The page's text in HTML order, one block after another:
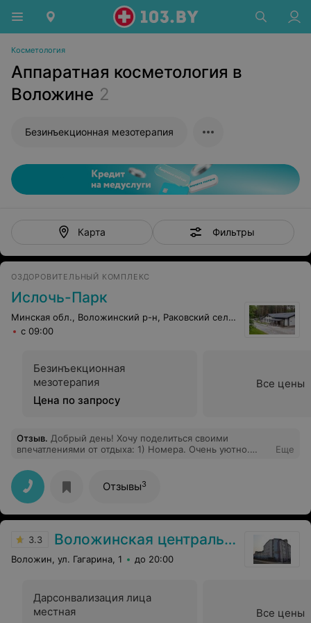
Косметология
Аппаратная косметология в
Воложине 2
Безинъекционная мезотерапия
Карта Фильтры
ОЗДОРОВИТЕЛЬНЫЙ КОМПЛЕКС
Ислочь-Парк
Минская обл., Воложинский р-н, Раковский сельсовет, 24
с 09:00
Безинъекционная
мезотерапия
Цена по запросу
Все цены
Отзыв. Добрый день! Хочу поделиться своими
впечатлениями от отдыха: 1) Номера. Очень уютно.
Вкусно, недорого(если сравнить с городом), но при
этом, правда, вкусно! 3) Спа - супер-супер-супер!
Ритуал для тела меня привел в восторг. Ну и
возможность провести 1.5 часа в аквазоне тоже
приятно. Мне понравился хамам, мужчине сауна.
Еще
Отзывы3
3.3 Воложинская центральная районная больница
Воложин, ул. Гагарина, 1 до 20:00
Дарсонвализация лица
местная
Все цены